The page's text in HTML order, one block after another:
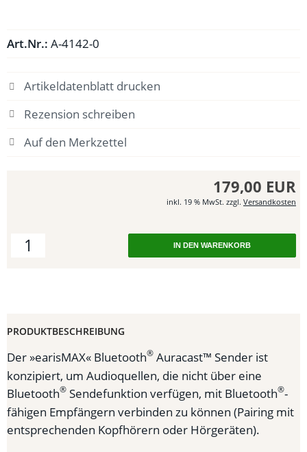
179,00 EUR
inkl. 19 % MwSt. zzgl. Versandkosten
IN DEN WARENKORB
Art.Nr.: A-4142-0
Artikeldatenblatt drucken
Rezension schreiben
PRODUKTBESCHREIBUNG
Der »earisMAX« Bluetooth® Auracast™ Sender ist
konzipiert, um Audioquellen, die nicht über eine
Bluetooth® Sendefunktion verfügen, mit Bluetooth®-
fähigen Empfängern verbinden zu können (Pairing mit
entsprechenden Kopfhörern oder Hörgeräten).